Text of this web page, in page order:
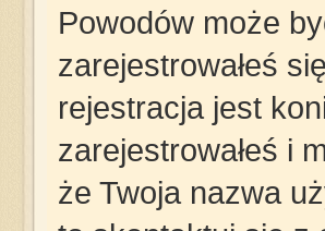
Powodów może
zarejestrowałeś
rejestracja jest
zarejestrowałeś i
że Twoja nazwa